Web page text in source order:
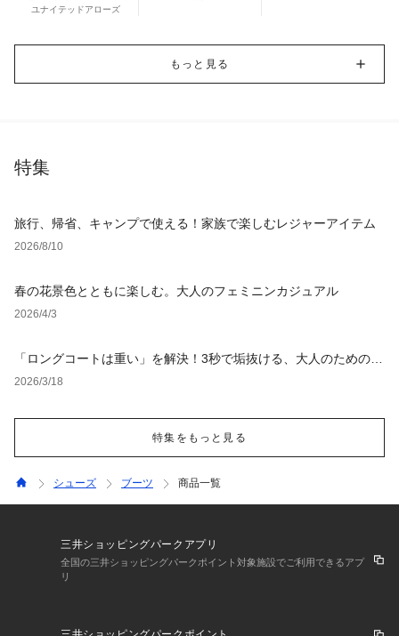
ユナイテッドアローズ
もっと見る
特集
旅行、帰省、キャンプで使える！家族で楽しむレジャーアイテム
2026/8/10
春の花景色とともに楽しむ。大人のフェミニンカジュアル
2026/4/3
「ロングコートは重い」を解決！3秒で垢抜ける、大人のための
「軽やか見え」着こなし術
2026/3/18
特集をもっと見る
シューズ ブーツ 商品一覧
三井ショッピングパークアプリ
全国の三井ショッピングパークポイント対象施設でご利用できるアプ
リ